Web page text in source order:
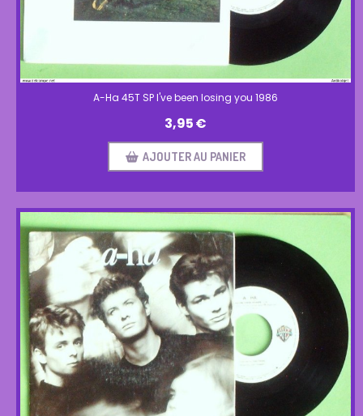
A-Ha 45T SP I've been losing you 1986
3,95€
AJOUTER AU PANIER